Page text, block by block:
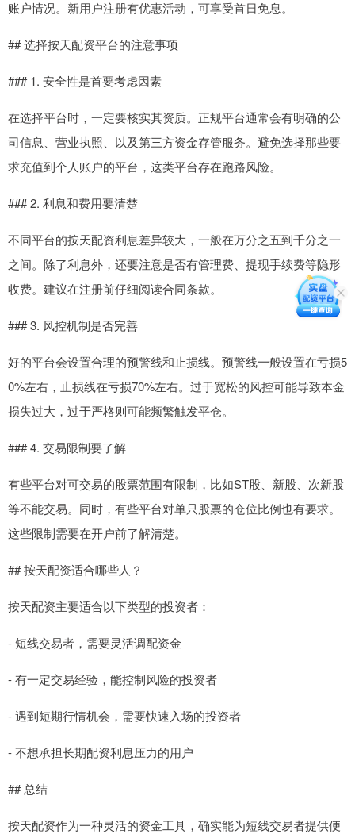
账户情况。新用户注册有优惠活动，可享受首日免息。
## 选择按天配资平台的注意事项
### 1. 安全性是首要考虑因素
在选择平台时，一定要核实其资质。正规平台通常会有明确的公
司信息、营业执照、以及第三方资金存管服务。避免选择那些要
求充值到个人账户的平台，这类平台存在跑路风险。
### 2. 利息和费用要清楚
不同平台的按天配资利息差异较大，一般在万分之五到千分之一
之间。除了利息外，还要注意是否有管理费、提现手续费等隐形
收费。建议在注册前仔细阅读合同条款。
### 3. 风控机制是否完善
好的平台会设置合理的预警线和止损线。预警线一般设置在亏损5
0%左右，止损线在亏损70%左右。过于宽松的风控可能导致本金
损失过大，过于严格则可能频繁触发平仓。
### 4. 交易限制要了解
有些平台对可交易的股票范围有限制，比如ST股、新股、次新股
等不能交易。同时，有些平台对单只股票的仓位比例也有要求。
这些限制需要在开户前了解清楚。
## 按天配资适合哪些人？
按天配资主要适合以下类型的投资者：
- 短线交易者，需要灵活调配资金
- 有一定交易经验，能控制风险的投资者
- 遇到短期行情机会，需要快速入场的投资者
- 不想承担长期配资利息压力的用户
## 总结
按天配资作为一种灵活的资金工具，确实能为短线交易者提供便